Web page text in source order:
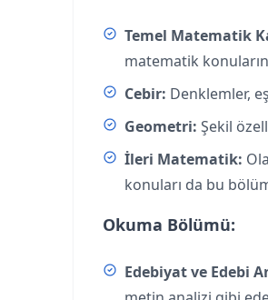
Temel Matematik
matematik
Cebir: Denklemler,
Geometri: Şekil
İleri Matematik:
konuları da bu
Okuma Bölümü:
Edebiyat ve Edebi